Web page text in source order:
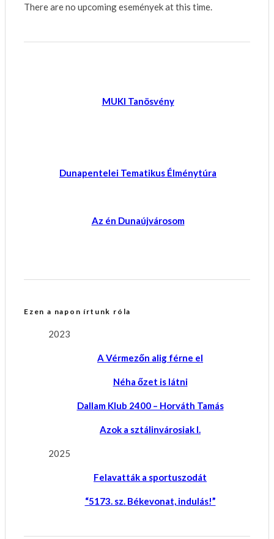
There are no upcoming események at this time.
MUKI Tanösvény
Dunapentelei Tematikus Élménytúra
Az én Dunaújvárosom
Ezen a napon írtunk róla
2023
A Vérmezőn alig férne el
Néha őzet is látni
Dallam Klub 2400 – Horváth Tamás
Azok a sztálinvárosiak I.
2025
Felavatták a sportuszodát
“5173. sz. Békevonat, indulás!”